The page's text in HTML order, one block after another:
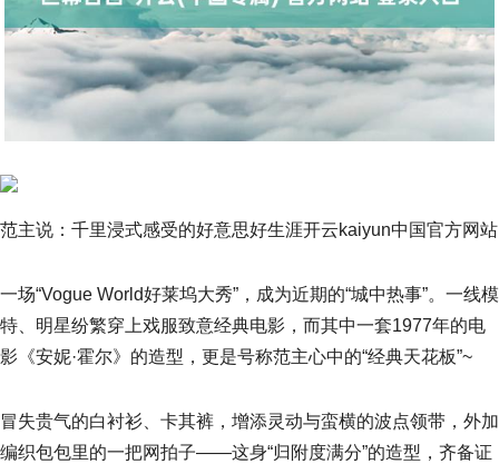
范主说：千里浸式感受的好意思好生涯开云kaiyun中国官方网站
一场“Vogue World好莱坞大秀”，成为近期的“城中热事”。一线模
特、明星纷繁穿上戏服致意经典电影，而其中一套1977年的电
影《安妮·霍尔》的造型，更是号称范主心中的“经典天花板”~
冒失贵气的白衬衫、卡其裤，增添灵动与蛮横的波点领带，外加
编织包包里的一把网拍子——这身“归附度满分”的造型，齐备证